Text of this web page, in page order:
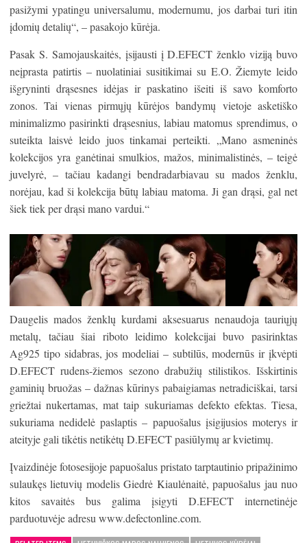
pasižymi ypatingu universalumu, modernumu, jos darbai turi itin
įdomių detalių“, – pasakojo kūrėja.
Pasak S. Samojauskaitės, įsijausti į D.EFECT ženklo viziją buvo
neįprasta patirtis – nuolatiniai susitikimai su E.O. Žiemyte leido
išgryninti drąsesnes idėjas ir paskatino išeiti iš savo komforto
zonos. Tai vienas pirmųjų kūrėjos bandymų vietoje asketiško
minimalizmo pasirinkti drąsesnius, labiau matomus sprendimus, o
suteikta laisvė leido juos tinkamai perteikti. „Mano asmeninės
kolekcijos yra ganėtinai smulkios, mažos, minimalistinės, – teigė
juvelyrė, – tačiau kadangi bendradarbiavau su mados ženklu,
norėjau, kad ši kolekcija būtų labiau matoma. Ji gan drąsi, gal net
šiek tiek per drąsi mano vardui.“
Daugelis mados ženklų kurdami aksesuarus nenaudoja tauriųjų
metalų, tačiau šiai riboto leidimo kolekcijai buvo pasirinktas
Ag925 tipo sidabras, jos modeliai – subtilūs, modernūs ir įkvėpti
D.EFECT rudens-žiemos sezono drabužių stilistikos. Išskirtinis
gaminių bruožas – dažnas kūrinys pabaigiamas netradiciškai, tarsi
griežtai nukertamas, mat taip sukuriamas defekto efektas. Tiesa,
sukuriama nedidelė paslaptis – papuošalus įsigijusios moterys ir
ateityje gali tikėtis netikėtų D.EFECT pasiūlymų ar kvietimų.
Įvaizdinėje fotosesijoje papuošalus pristato tarptautinio pripažinimo
sulaukęs lietuvių modelis Giedrė Kiaulėnaitė, papuošalus jau nuo
kitos savaitės bus galima įsigyti D.EFECT internetinėje
parduotuvėje adresu www.defectonline.com.